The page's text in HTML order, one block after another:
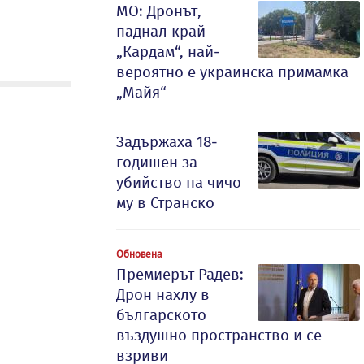
МО: Дронът,
паднал край
„Кардам“, най-
вероятно е украинска примамка
„Майя“
Задържаха 18-
годишен за
убийство на чичо
му в Странско
Обновена
Премиерът Радев:
Дрон нахлу в
българското
въздушно пространство и се
взриви